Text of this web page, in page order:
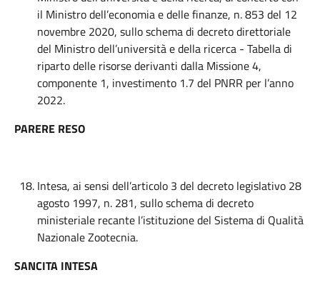
il Ministro dell’economia e delle finanze, n. 853 del 12
novembre 2020, sullo schema di decreto direttoriale
del Ministro dell’università e della ricerca - Tabella di
riparto delle risorse derivanti dalla Missione 4,
componente 1, investimento 1.7 del PNRR per l’anno
2022.
PARERE RESO
Intesa, ai sensi dell’articolo 3 del decreto legislativo 28
agosto 1997, n. 281, sullo schema di decreto
ministeriale recante l’istituzione del Sistema di Qualità
Nazionale Zootecnia.
SANCITA INTESA